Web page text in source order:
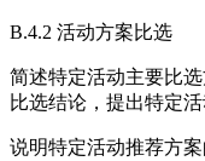
B.4.2 活动方案比选
简述特定活动主要比
比选结论，提出特定
说明特定活动推荐方